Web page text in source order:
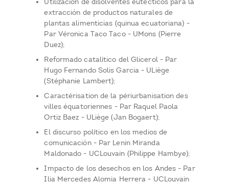
extracción de productos naturales de
plantas alimenticias (quinua ecuatoriana) -
Par Véronica Taco Taco - UMons (Pierre
Duez);
Reformado catalítico del Glicerol - Par
Hugo Fernando Solis Garcia - ULiège
(Stéphanie Lambert);
Caractérisation de la périurbanisation des
villes équatoriennes - Par Raquel Paola
Ortiz Baez - ULiège (Jan Bogaert);
El discurso político en los medios de
comunicación - Par Lenin Miranda
Maldonado - UCLouvain (Philippe Hambye);
Impacto de los desechos en los Andes - Par
Ilia Mercedes Alomia Herrera - UCLouvain